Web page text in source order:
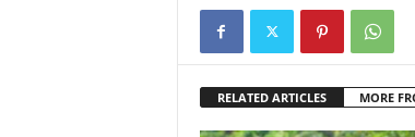
RELATED ARTICLES MORE